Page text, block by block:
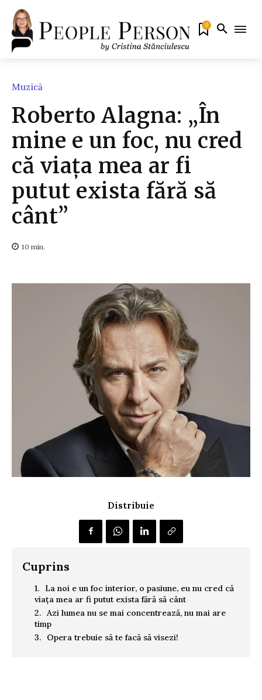
0
Muzică
Roberto Alagna: „În
mine e un foc, nu cred
că viața mea ar fi
putut exista fără să
cânt”
10 min.
Distribuie
Cuprins
La noi e un foc interior, o pasiune, eu nu cred că
viața mea ar fi putut exista fără să cânt
Azi lumea nu se mai concentrează, nu mai are
timp
Opera trebuie să te facă să visezi!